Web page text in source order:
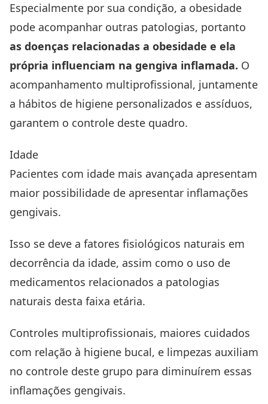
Especialmente por sua condição, a obesidade
pode acompanhar outras patologias, portanto
as doenças relacionadas a obesidade e ela
própria influenciam na gengiva inflamada. O
acompanhamento multiprofissional, juntamente
a hábitos de higiene personalizados e assíduos,
garantem o controle deste quadro.
Idade
Pacientes com idade mais avançada apresentam
maior possibilidade de apresentar inflamações
gengivais.
Isso se deve a fatores fisiológicos naturais em
decorrência da idade, assim como o uso de
medicamentos relacionados a patologias
naturais desta faixa etária.
Controles multiprofissionais, maiores cuidados
com relação à higiene bucal, e limpezas auxiliam
no controle deste grupo para diminuírem essas
inflamações gengivais.